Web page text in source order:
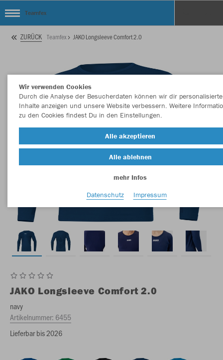
Teamfex
ZURÜCK Teamfex JAKO Longsleeve Comfort 2.0
JAKO Longsleeve Comfort 2.0
navy
Artikelnummer: 6455
Lieferbar bis 2026
Wir verwenden Cookies
Durch die Analyse der Besucherdaten können wir dir personalisierte
Inhalte anzeigen und unsere Website verbessern. Weitere
zu den Cookies findest Du in den Einstellungen.
Alle akzeptieren
Alle ablehnen
mehr Infos
Datenschutz
Impressum